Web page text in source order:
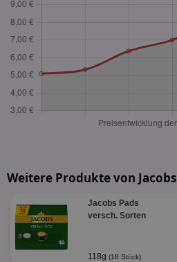
Weitere Produkte von Jacobs
Jacobs Pads
versch. Sorten
118g (18 Stück)